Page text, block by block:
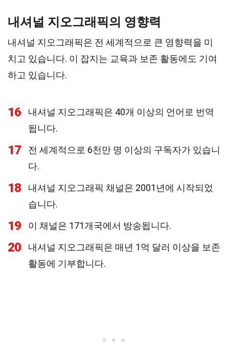
내셔널 지오그래픽의 영향력
내셔널 지오그래픽은 전 세계적으로 큰 영향력을 미
치고 있습니다. 이 잡지는 교육과 보존 활동에도 기여
하고 있습니다.
16
내셔널 지오그래픽은 40개 이상의 언어로 번역
됩니다.
17
전 세계적으로 6천만 명 이상의 구독자가 있습니
다.
18
내셔널 지오그래픽 채널은 2001년에 시작되었
습니다.
19 이 채널은 171개국에서 방송됩니다.
20
내셔널 지오그래픽은 매년 1억 달러 이상을 보존
활동에 기부합니다.